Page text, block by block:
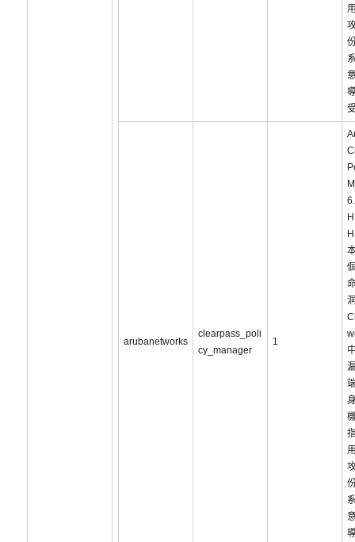
arubanetworks
clearpass_poli
cy_manager
1